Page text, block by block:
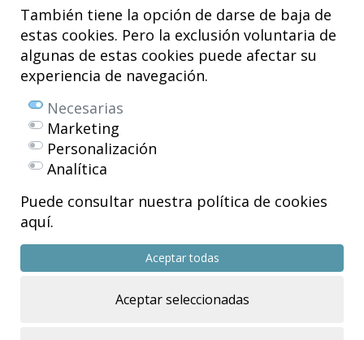
También tiene la opción de darse de baja de
estas cookies. Pero la exclusión voluntaria de
algunas de estas cookies puede afectar su
experiencia de navegación.
Necesarias
Marketing
Personalización
Analítica
Puede consultar nuestra política de cookies
aquí.
Aceptar todas
Aceptar seleccionadas
C/ Duque de Wellington, 33
01010 - Vitoria-Gasteiz
Tel. +34 945 252 077
pacientes@hospitalmiks.com
El Hospital MiKS es un centro innovador dedicado a la
de patologías del
sistema musculoesquelético
pediátrica como adulta, que combina servicios médicos avanzados con
investigación, formación y divulgación en
Licenciado en Medicina y Cirugía.
Copyright © 2026
Todos los derechos reservados
R.P.S. Nº 99/25
Eficiencia energética – NextGenerationEU